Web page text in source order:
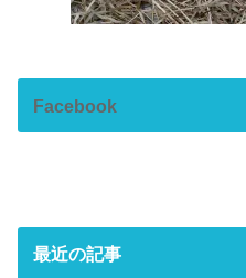
Facebook
最近の記事